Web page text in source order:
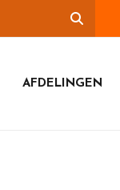
AFDELINGEN